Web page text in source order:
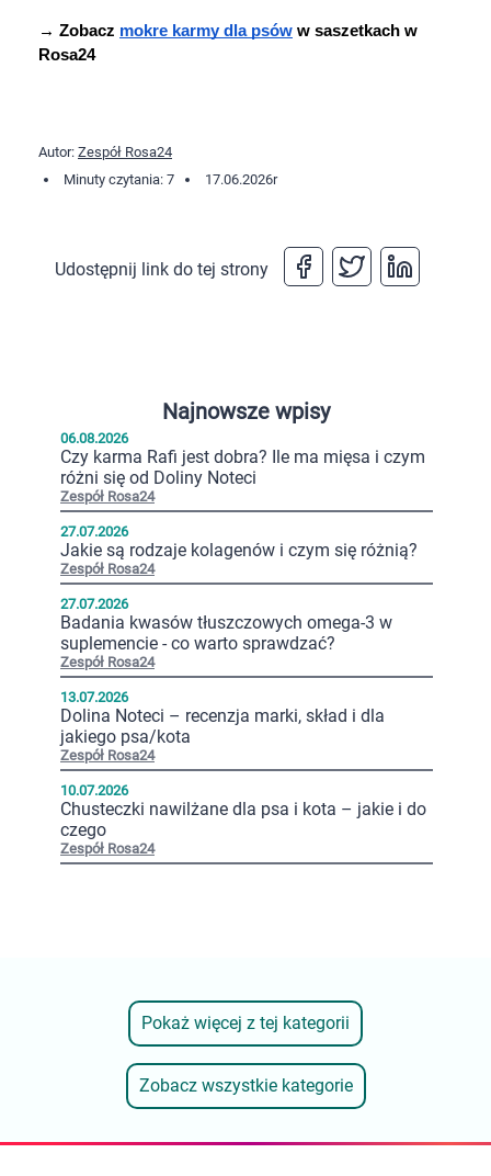
→ Zobacz mokre karmy dla psów w saszetkach w
Rosa24
Autor: Zespół Rosa24
Minuty czytania: 7
17.06.2026r
Udostępnij link do tej strony
Najnowsze wpisy
06.08.2026
Czy karma Rafi jest dobra? Ile ma mięsa i czym
różni się od Doliny Noteci
Zespół Rosa24
27.07.2026
Jakie są rodzaje kolagenów i czym się różnią?
Zespół Rosa24
27.07.2026
Badania kwasów tłuszczowych omega-3 w
suplemencie - co warto sprawdzać?
Zespół Rosa24
13.07.2026
Dolina Noteci – recenzja marki, skład i dla
jakiego psa/kota
Zespół Rosa24
10.07.2026
Chusteczki nawilżane dla psa i kota – jakie i do
czego
Zespół Rosa24
Zobacz wszystkie kategorie
Pokaż więcej z tej kategorii